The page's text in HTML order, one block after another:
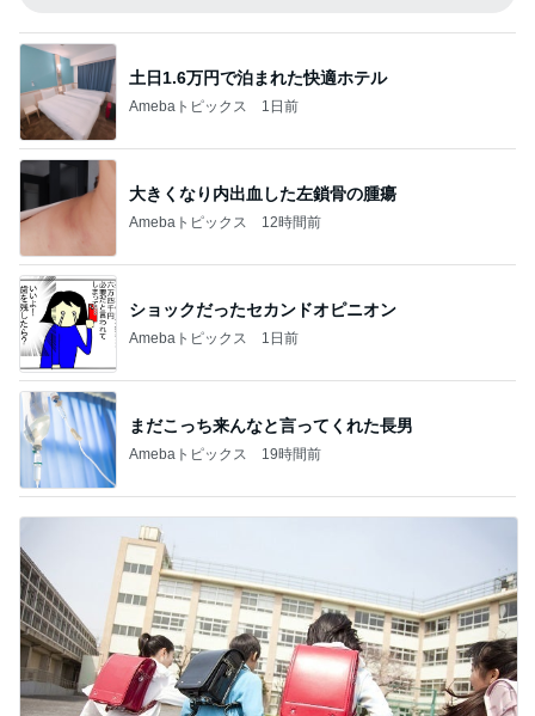
土日1.6万円で泊まれた快適ホテル
Amebaトピックス 1日前
大きくなり内出血した左鎖骨の腫瘍
Amebaトピックス 12時間前
ショックだったセカンドオピニオン
Amebaトピックス 1日前
まだこっち来んなと言ってくれた長男
Amebaトピックス 19時間前